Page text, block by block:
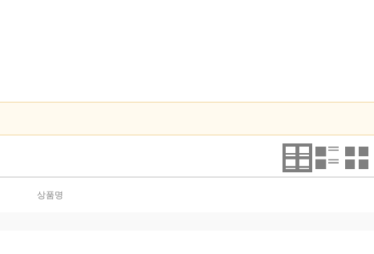
상품명